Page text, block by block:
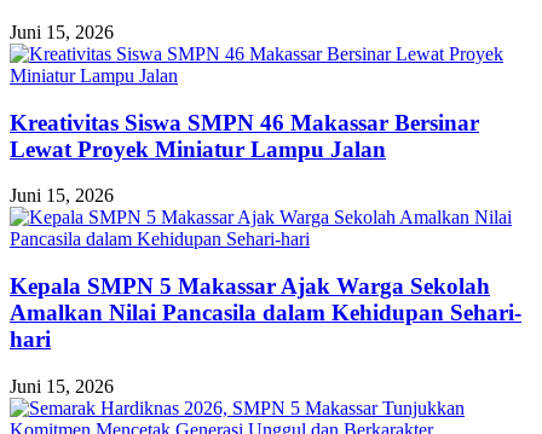
Juni 15, 2026
Kreativitas Siswa SMPN 46 Makassar Bersinar
Lewat Proyek Miniatur Lampu Jalan
Juni 15, 2026
Kepala SMPN 5 Makassar Ajak Warga Sekolah
Amalkan Nilai Pancasila dalam Kehidupan Sehari-
hari
Juni 15, 2026